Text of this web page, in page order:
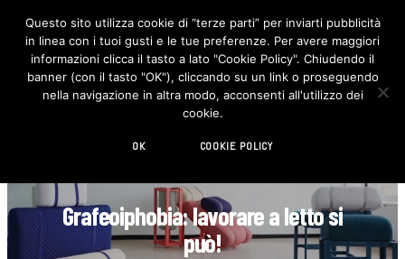
F
c
e
b
o
I
n
s
t
Grafeoiphobia: lavorare a letto si
può!
Questo sito utilizza cookie di “terze parti” per inviarti pubblicità
in linea con i tuoi gusti e le tue preferenze. Per avere maggiori
informazioni clicca il tasto a lato "Cookie Policy". Chiudendo il
banner (con il tasto "OK"), cliccando su un link o proseguendo
nella navigazione in altra modo, acconsenti all'utilizzo dei
cookie.
OK COOKIE POLICY